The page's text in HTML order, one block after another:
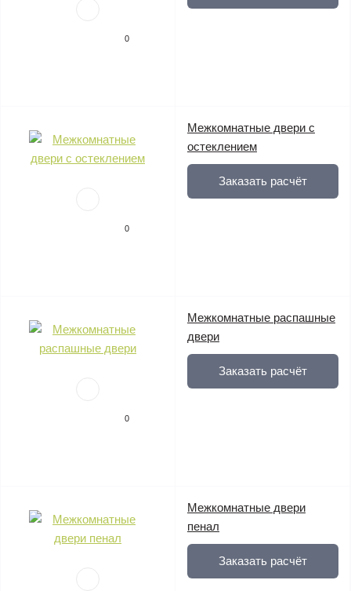
0
0
Mежкомнатные двери с
остеклением
Заказать расчёт
0
Межкомнатные распашные
двери
Заказать расчёт
Межкомнатные двери
пенал
Заказать расчёт